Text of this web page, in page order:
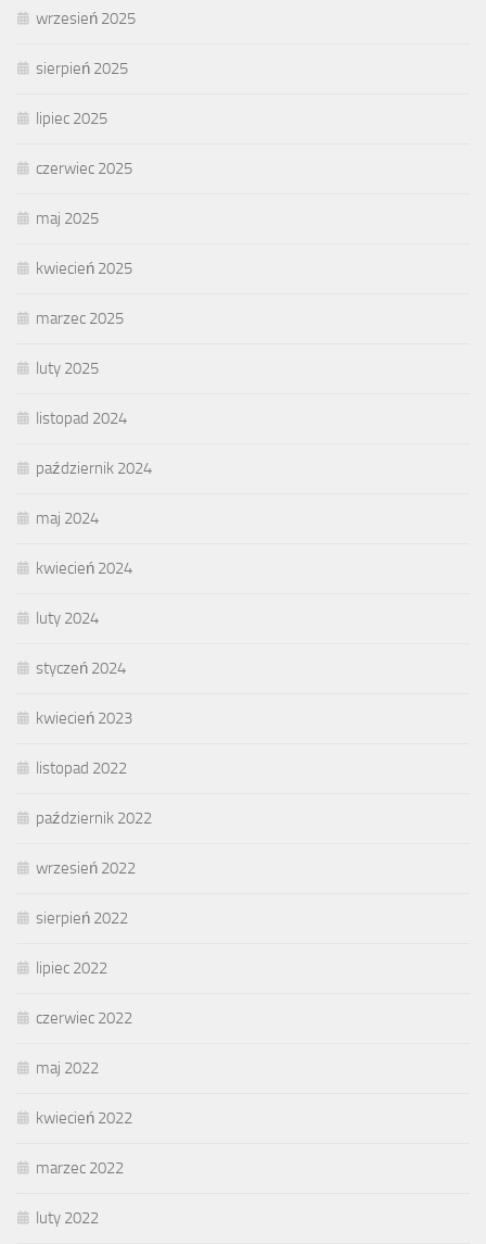
wrzesień 2025
sierpień 2025
lipiec 2025
czerwiec 2025
maj 2025
kwiecień 2025
marzec 2025
luty 2025
listopad 2024
październik 2024
maj 2024
kwiecień 2024
luty 2024
styczeń 2024
kwiecień 2023
listopad 2022
październik 2022
wrzesień 2022
sierpień 2022
lipiec 2022
czerwiec 2022
maj 2022
kwiecień 2022
marzec 2022
luty 2022